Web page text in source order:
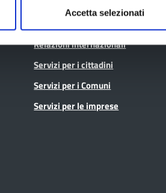
Accetta selezionati
Relazioni internazionali
Servizi per i cittadini
Servizi per i Comuni
Servizi per le imprese